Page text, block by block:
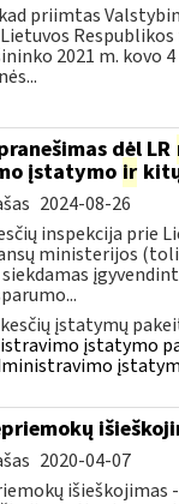
priimtas
2021 m. kovo 4
dėl LR
įstatymo ir
2024-08-26
inspekcija prie
ministerijos
įstatymų
įstatymo
2020-04-07
išieškojimas